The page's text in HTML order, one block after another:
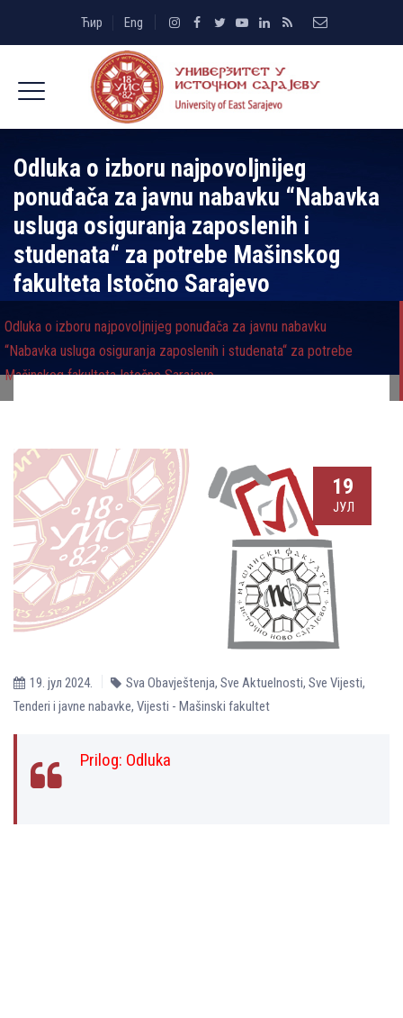
Ћир Eng
Odluka o izboru najpovolјnijeg
ponuđača za javnu nabavku “Nabavka
usluga osiguranja zaposlenih i
studenata“ za potrebe Mašinskog
fakulteta Istočno Sarajevo
Odluka o izboru najpovolјnijeg ponuđača za javnu nabavku
“Nabavka usluga osiguranja zaposlenih i studenata“ za potrebe
Mašinskog fakulteta Istočno Sarajevo
19
ЈУЛ
19. јул 2024. Sva Obavještenja, Sve Aktuelnosti, Sve Vijesti,
Tenderi i javne nabavke, Vijesti - Mašinski fakultet
Prilog: Оdluka